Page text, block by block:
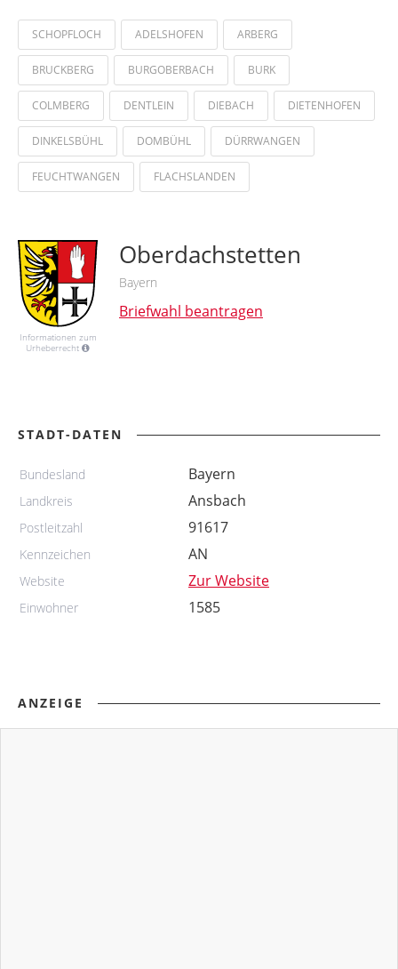
SCHOPFLOCH ADELSHOFEN ARBERG
BRUCKBERG BURGOBERBACH BURK
COLMBERG DENTLEIN DIEBACH DIETENHOFEN
DINKELSBÜHL DOMBÜHL DÜRRWANGEN
FEUCHTWANGEN FLACHSLANDEN
Informationen zum
Urheberrecht
Oberdachstetten
Bayern
Briefwahl beantragen
STADT-DATEN
Bundesland Bayern
Landkreis Ansbach
Postleitzahl 91617
Kennzeichen AN
Website Zur Website
Einwohner 1585
ANZEIGE